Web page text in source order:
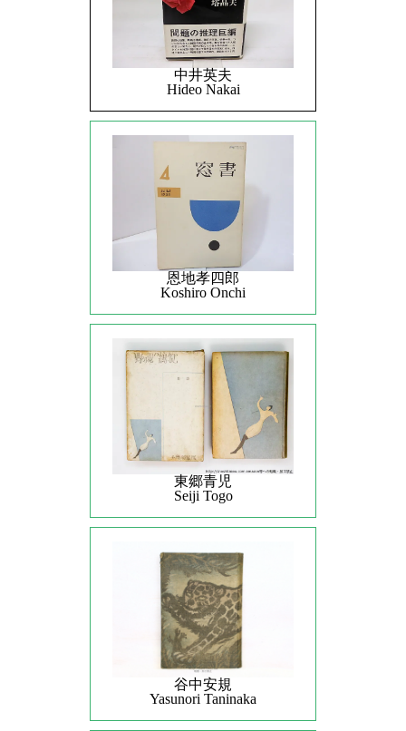
中井英夫
Hideo Nakai
恩地孝四郎
Koshiro Onchi
東郷青児
Seiji Togo
谷中安規
Yasunori Taninaka